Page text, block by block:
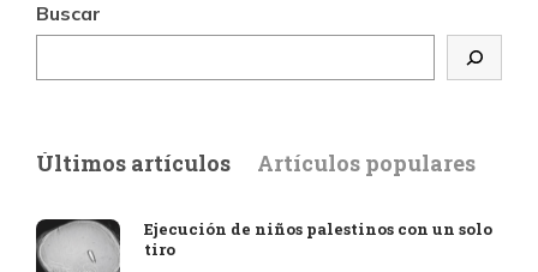
Buscar
Últimos artículos Artículos populares
Ejecución de niños palestinos con un solo
tiro